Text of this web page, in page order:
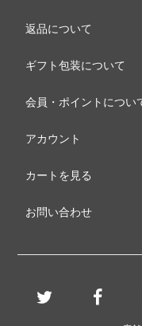
返品について
ギフト包装について
会員・ポイントについ
アカウント
カートを見る
お問い合わせ